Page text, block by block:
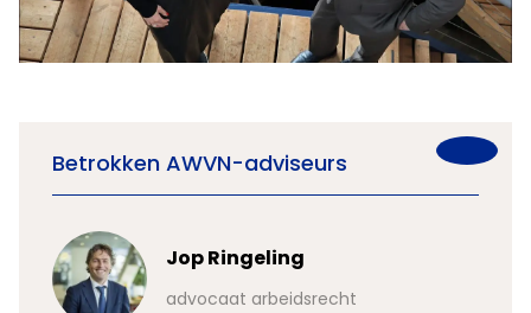
Betrokken AWVN-adviseurs
Jop Ringeling
advocaat arbeidsrecht